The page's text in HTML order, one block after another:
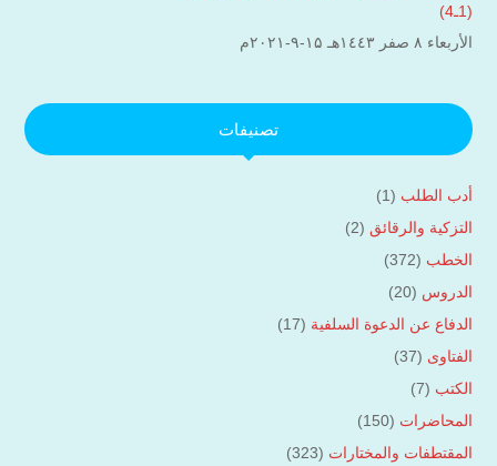
(1ـ4)
الأربعاء ۸ صفر ۱٤٤۳هـ ۱۵-۹-۲۰۲۱م
تصنيفات
أدب الطلب (1)
التزكية والرقائق (2)
الخطب (372)
الدروس (20)
الدفاع عن الدعوة السلفية (17)
الفتاوى (37)
الكتب (7)
المحاضرات (150)
المقتطفات والمختارات (323)